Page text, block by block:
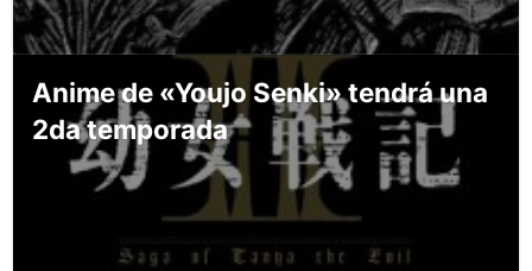
Anime de «Youjo Senki» tendrá una
2da temporada